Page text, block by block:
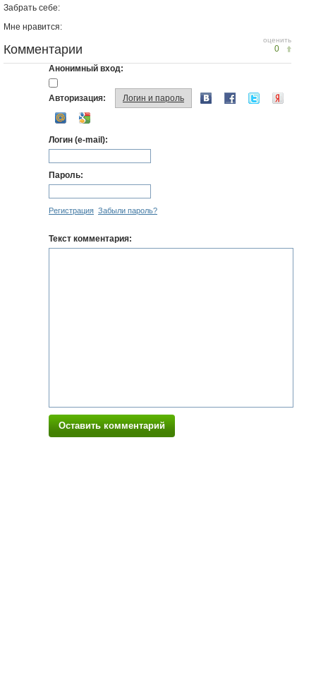
Забрать себе:
Мне нравится:
оценить
0
Комментарии
Анонимный вход:
Авторизация: Логин и пароль
Логин (e-mail):
Пароль:
Регистрация Забыли пароль?
Текст комментария:
Оставить комментарий